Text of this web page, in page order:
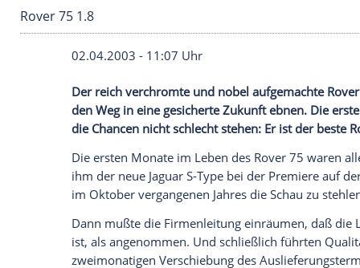
Rover 75 1.8
02.04.2003 - 11:07 Uhr
Der reich verchromte und nobel